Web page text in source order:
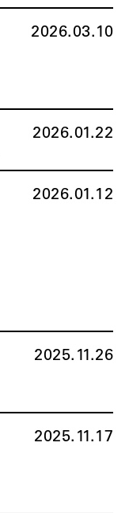
2026.03.10
2026.01.22
2026.01.12
2025.11.26
2025.11.17